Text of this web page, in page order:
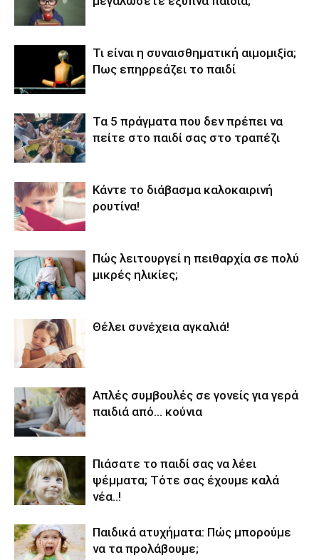
Τι είναι η συναισθηματική αιμoμιξiα;
Πως επηρρεάζει το παιδί
Τα 5 πράγματα που δεν πρέπει να
πείτε στο παιδί σας στο τραπέζι
Κάντε το διάβασμα καλοκαιρινή
ρουτίνα!
Πώς λειτουργεί η πειθαρχία σε πολύ
μικρές ηλικίες;
Θέλει συνέχεια αγκαλιά!
Απλές συμβουλές σε γονείς για γερά
παιδιά από… κούνια
Πιάσατε το παιδί σας να λέει
ψέμματα; Τότε σας έχουμε καλά
νέα..!
Παιδικά ατυχήματα: Πώς μπορούμε
να τα προλάβουμε;